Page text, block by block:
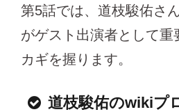
第5話では、道枝駿佑さ
がゲスト出演者として重
カギを握ります。
道枝駿佑のwikiプ